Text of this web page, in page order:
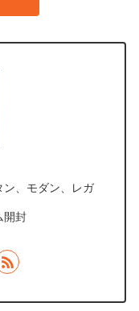
ン、モダン、レガ
開封